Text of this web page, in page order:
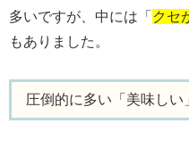
多いですが、中には「 クセ
もありました。
圧倒的に多い「美味しい